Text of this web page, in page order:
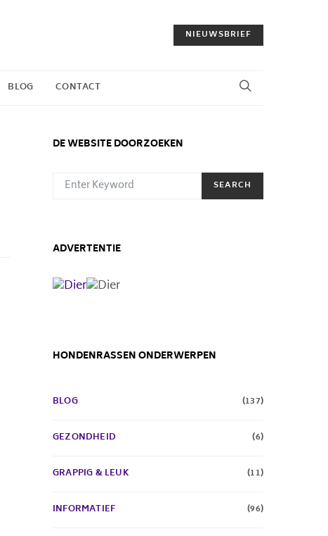
NIEUWSBRIEF
BLOG CONTACT
DE WEBSITE DOORZOEKEN
SEARCH FOR:
SEARCH
ADVERTENTIE
HONDENRASSEN ONDERWERPEN
BLOG (137)
GEZONDHEID (6)
GRAPPIG & LEUK (11)
INFORMATIEF (96)